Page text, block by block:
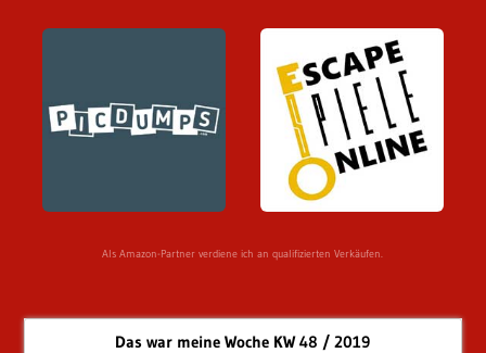
Als Amazon-Partner verdiene ich an qualifizierten Verkäufen.
Das war meine Woche KW 48 / 2019